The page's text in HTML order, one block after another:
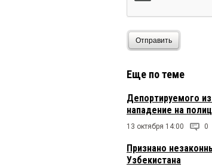
Отправить
Еще по теме
Депортируемого
нападение на
13 октября 14:00 0
Признано
Узбекистана